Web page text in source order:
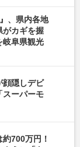
、県内各地
がカギを握
岐阜県観光
顔隠しデビ
スーパーモ
700万円！